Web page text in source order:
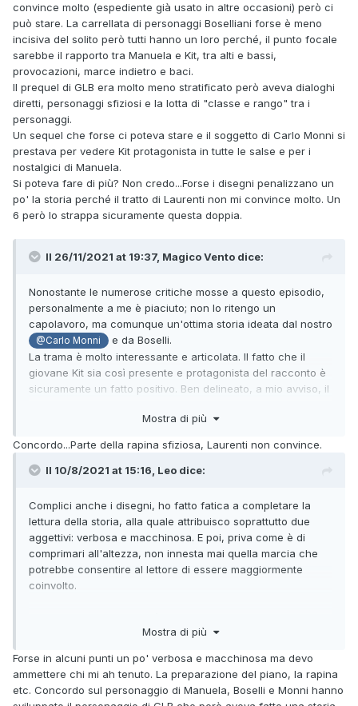
convince molto (espediente già usato in altre occasioni) però ci
può stare. La carrellata di personaggi Boselliani forse è meno
incisiva del solito però tutti hanno un loro perché, il punto focale
sarebbe il rapporto tra Manuela e Kit, tra alti e bassi,
provocazioni, marce indietro e baci.
Il prequel di GLB era molto meno stratificato però aveva dialoghi
diretti, personaggi sfiziosi e la lotta di "classe e rango" tra i
personaggi.
Un sequel che forse ci poteva stare e il soggetto di Carlo Monni si
prestava per vedere Kit protagonista in tutte le salse e per i
nostalgici di Manuela.
Si poteva fare di più? Non credo...Forse i disegni penalizzano un
po' la storia perché il tratto di Laurenti non mi convince molto. Un
6 però lo strappa sicuramente questa doppia.
Il 26/11/2021 at 19:37, Magico Vento dice:
Nonostante le numerose critiche mosse a questo episodio,
personalmente a me è piaciuto; non lo ritengo un
capolavoro, ma comunque un'ottima storia ideata dal nostro
@Carlo Monni
e da Boselli.
La trama è molto interessante e articolata. Il fatto che il
giovane Kit sia così presente e protagonista del racconto è
sicuramente un fatto positivo. Ben delineato, a mio avviso, il
l'occasione. La parte migliore è la scena della rapina (tra
scena), dal piano assai complesso. Sicuramente, per
descrivere l'ingegnoso ed elaborato piano della rapina, il
eppure io non ho trovato la sceneggiatura verbosa o
macchinosa, né tantomeno ridondante. Vista la complessità
del piano, ho infatti trovato particolarmente affascinanti i
dialoghi che lo descrivono. L'intera trama, dall'intreccio per
nulla banale e i numerosi personaggi, è ben gestita da
Boselli. Anche il finale mi ha soddisfatto; lo scontro tra Kit e
termine la vicenda d'amore tra Kit e Manuela.
i miei preferiti neppure su Zagor, qui è pesantemente fuori
forma e in brusco calo. Innumerevoli vignette sono
contraddistinte da personaggi sproporzionati, pose poco
Mostra di più
Concordo...Parte della rapina sfiziosa, Laurenti non convince.
Il 10/8/2021 at 15:16, Leo dice:
Complici anche i disegni, ho fatto fatica a completare la
lettura della storia, alla quale attribuisco soprattutto due
aggettivi: verbosa e macchinosa. E poi, priva come è di
comprimari all'altezza, non innesta mai quella marcia che
potrebbe consentire al lettore di essere maggiormente
coinvolto.
situazione che i pards devono affrontare. Tutto ruota come
che la storia, impastoiata com'è alla figura della ragazza,
finisce per arenarsi diventando noiosa. Il ritorno di Manuela
lo vedo purtroppo come il ritorno di Lupe: le parti più belle,
Mostra di più
Forse in alcuni punti un po' verbosa e macchinosa ma devo
ammettere chi mi ah tenuto. La preparazione del piano, la rapina
etc. Concordo sul personaggio di Manuela, Boselli e Monni hanno